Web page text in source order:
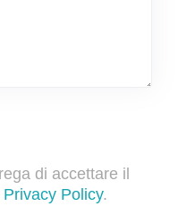
di accettare il
Privacy Policy.